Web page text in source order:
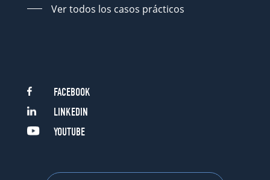
Ver todos los casos prácticos
FACEBOOK
LINKEDIN
YOUTUBE